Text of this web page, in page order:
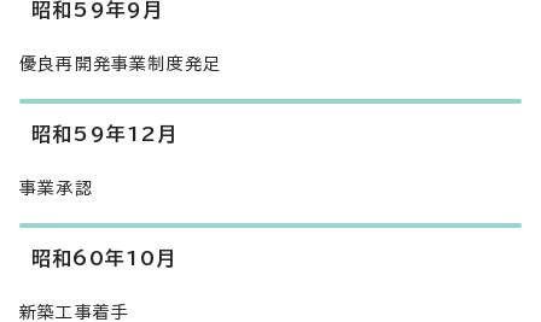
昭和59年9月
優良再開発事業制度発足
昭和59年12月
事業承認
昭和60年10月
新築工事着手